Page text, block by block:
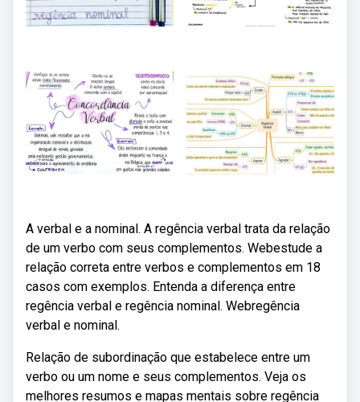
A verbal e a nominal. A regência verbal trata da relação
de um verbo com seus complementos. Webestude a
relação correta entre verbos e complementos em 18
casos com exemplos. Entenda a diferença entre
regência verbal e regência nominal. Webregência
verbal e nominal.
Relação de subordinação que estabelece entre um
verbo ou um nome e seus complementos. Veja os
melhores resumos e mapas mentais sobre regência